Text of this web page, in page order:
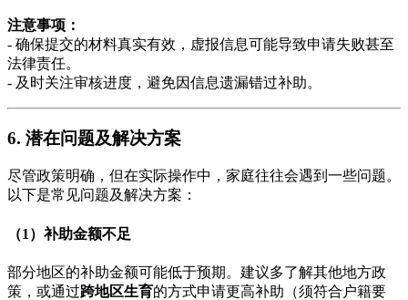
注意事项：
- 确保提交的材料真实有效，虚报信息可能导致申请失败甚至
法律责任。
- 及时关注审核进度，避免因信息遗漏错过补助。
6. 潜在问题及解决方案
尽管政策明确，但在实际操作中，家庭往往会遇到一些问题。
以下是常见问题及解决方案：
（1）补助金额不足
部分地区的补助金额可能低于预期。建议多了解其他地方政
策，或通过跨地区生育的方式申请更高补助（须符合户籍要